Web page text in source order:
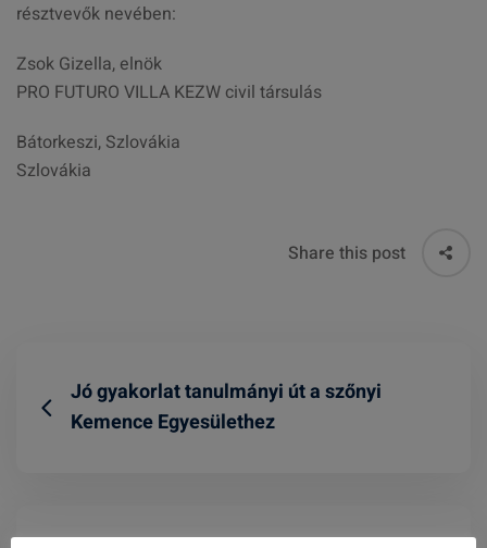
résztvevők nevében:
Zsok Gizella, elnök
PRO FUTURO VILLA KEZW civil társulás
Bátorkeszi, Szlovákia
Szlovákia
Share this post
Jó gyakorlat tanulmányi út a szőnyi
Kemence Egyesülethez